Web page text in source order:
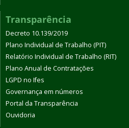
Transparência
Decreto 10.139/2019
Plano Individual de Trabalho (PIT)
Relatório Individual de Trabalho (RIT)
Plano Anual de Contratações
LGPD no Ifes
Governança em números
Portal da Transparência
Ouvidoria